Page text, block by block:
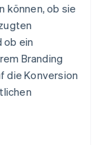
können, ob sie
ob ein
Branding
die Konversion